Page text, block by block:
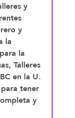
y
y
la
la
Talleres
en la U.
tener
y